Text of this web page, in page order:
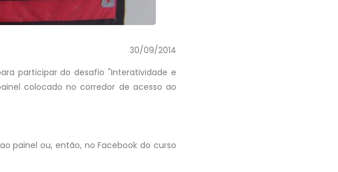
30/09/2014
participar do desafio "Interatividade e
colocado no corredor de acesso ao
painel ou, então, no Facebook do curso